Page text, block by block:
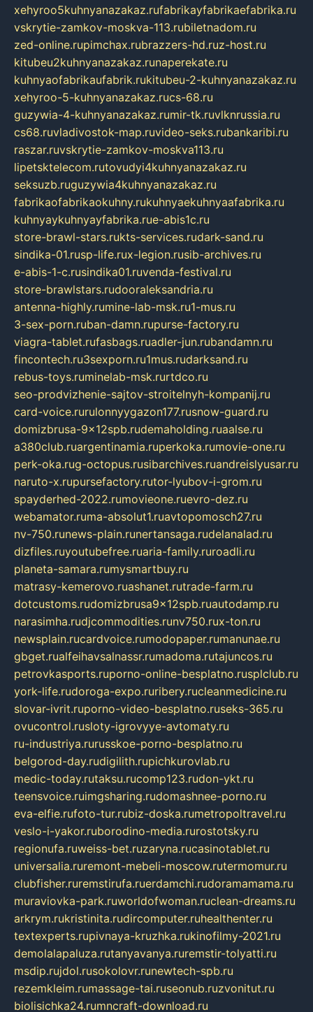
xehyroo5kuhnyanazakaz.rufabrikayfabrikaefabrika.ru
vskrytie-zamkov-moskva-113.rubiletnadom.ru
zed-online.rupimchax.rubrazzers-hd.ruz-host.ru
kitubeu2kuhnyanazakaz.runaperekate.ru
kuhnyaofabrikaufabrik.rukitubeu-2-kuhnyanazakaz.ru
xehyroo-5-kuhnyanazakaz.rucs-68.ru
guzywia-4-kuhnyanazakaz.rumir-tk.ruvlknrussia.ru
cs68.ruvladivostok-map.ruvideo-seks.rubankaribi.ru
raszar.ruvskrytie-zamkov-moskva113.ru
lipetsktelecom.rutovudyi4kuhnyanazakaz.ru
seksuzb.ruguzywia4kuhnyanazakaz.ru
fabrikaofabrikaokuhny.rukuhnyaekuhnyaafabrika.ru
kuhnyaykuhnyayfabrika.rue-abis1c.ru
store-brawl-stars.rukts-services.rudark-sand.ru
sindika-01.rusp-life.rux-legion.rusib-archives.ru
e-abis-1-c.rusindika01.ruvenda-festival.ru
store-brawlstars.rudooraleksandria.ru
antenna-highly.rumine-lab-msk.ru1-mus.ru
3-sex-porn.ruban-damn.rupurse-factory.ru
viagra-tablet.rufasbags.ruadler-jun.rubandamn.ru
fincontech.ru3sexporn.ru1mus.rudarksand.ru
rebus-toys.ruminelab-msk.rurtdco.ru
seo-prodvizhenie-sajtov-stroitelnyh-kompanij.ru
card-voice.rurulonnyygazon177.rusnow-guard.ru
domizbrusa-9x12spb.rudemaholding.ruaalse.ru
a380club.ruargentinamia.ruperkoka.rumovie-one.ru
perk-oka.rug-octopus.rusibarchives.ruandreislyusar.ru
naruto-x.rupursefactory.rutor-lyubov-i-grom.ru
spayderhed-2022.rumovieone.ruevro-dez.ru
webamator.ruma-absolut1.ruavtopomosch27.ru
nv-750.runews-plain.runertansaga.rudelanalad.ru
dizfiles.ruyoutubefree.ruaria-family.ruroadli.ru
planeta-samara.rumysmartbuy.ru
matrasy-kemerovo.ruashanet.rutrade-farm.ru
dotcustoms.rudomizbrusa9x12spb.ruautodamp.ru
narasimha.rudjcommodities.runv750.rux-ton.ru
newsplain.rucardvoice.rumodopaper.rumanunae.ru
gbget.rualfeihavsalnassr.rumadoma.rutajuncos.ru
petrovkasports.ruporno-online-besplatno.rusplclub.ru
york-life.rudoroga-expo.ruribery.rucleanmedicine.ru
slovar-ivrit.ruporno-video-besplatno.ruseks-365.ru
ovucontrol.rusloty-igrovyye-avtomaty.ru
ru-industriya.rurusskoe-porno-besplatno.ru
belgorod-day.rudigilith.rupichkurovlab.ru
medic-today.rutaksu.rucomp123.rudon-ykt.ru
teensvoice.ruimgsharing.rudomashnee-porno.ru
eva-elfie.rufoto-tur.rubiz-doska.rumetropoltravel.ru
veslo-i-yakor.ruborodino-media.rurostotsky.ru
regionufa.ruweiss-bet.ruzaryna.rucasinotablet.ru
universalia.ruremont-mebeli-moscow.rutermomur.ru
clubfisher.ruremstirufa.ruerdamchi.rudoramamama.ru
muraviovka-park.ruworldofwoman.ruclean-dreams.ru
arkrym.rukristinita.rudircomputer.ruhealthenter.ru
textexperts.rupivnaya-kruzhka.rukinofilmy-2021.ru
demolalapaluza.rutanyavanya.ruremstir-tolyatti.ru
msdip.rujdol.rusokolovr.runewtech-spb.ru
rezemkleim.rumassage-tai.ruseonub.ruzvonitut.ru
biolisichka24.rumncraft-download.ru